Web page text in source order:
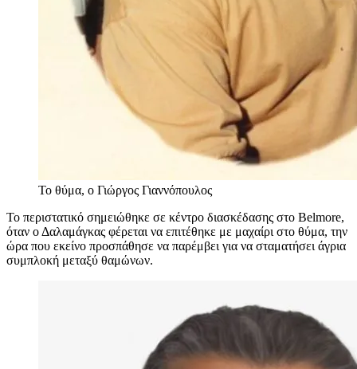
Το θύμα, ο Γιώργος Γιαννόπουλος
Το περιστατικό σημειώθηκε σε κέντρο διασκέδασης στο Belmore,
όταν ο Δαλαμάγκας φέρεται να επιτέθηκε με μαχαίρι στο θύμα, την
ώρα που εκείνο προσπάθησε να παρέμβει για να σταματήσει άγρια
συμπλοκή μεταξύ θαμώνων.